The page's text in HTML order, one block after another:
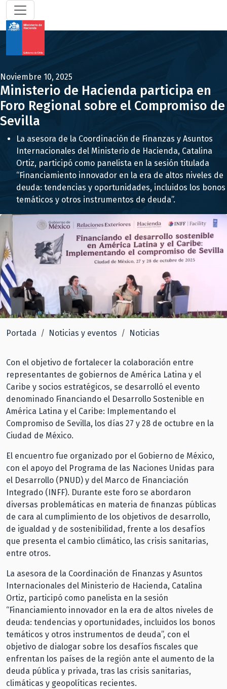
Noviembre 10, 2025
Ministerio de Hacienda participa en
Foro Regional sobre el Compromiso de
Sevilla
La asesora de la Coordinación de Finanzas y Asuntos
Internacionales del Ministerio de Hacienda, Catalina
Ortiz, participó como panelista en la sesión titulada
“Financiamiento innovador en la era de altos niveles de
deuda: tendencias y oportunidades, incluidos los bonos
temáticos y otros instrumentos de deuda”.
Portada Noticias y eventos Noticias
Con el objetivo de fortalecer la colaboración entre
representantes de gobiernos de América Latina y el
Caribe y socios estratégicos, se desarrolló el evento
denominado Financiando el Desarrollo Sostenible en
América Latina y el Caribe: Implementando el
Compromiso de Sevilla, los días 27 y 28 de octubre en la
Ciudad de México.
El encuentro fue organizado por el Gobierno de México,
con el apoyo del Programa de las Naciones Unidas para
el Desarrollo (PNUD) y del Marco de Financiación
Integrado (INFF). Durante este foro se abordaron
diversas problemáticas en materia de finanzas públicas
de cara al cumplimiento de los objetivos de desarrollo,
de igualdad y de sostenibilidad, frente a los desafíos
que presenta el cambio climático, las crisis sanitarias,
entre otros.
La asesora de la Coordinación de Finanzas y Asuntos
Internacionales del Ministerio de Hacienda, Catalina
Ortiz, participó como panelista en la sesión
“Financiamiento innovador en la era de altos niveles de
deuda: tendencias y oportunidades, incluidos los bonos
temáticos y otros instrumentos de deuda”, con el
objetivo de dialogar sobre los desafíos fiscales que
enfrentan los países de la región ante el aumento de la
deuda pública y privada, tras las crisis sanitarias,
climáticas y geopolíticas recientes.